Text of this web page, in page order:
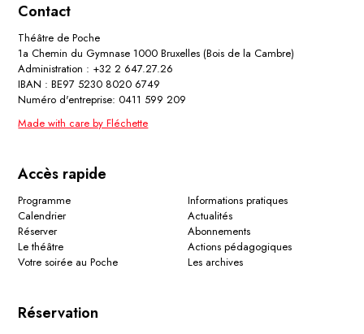
Contact
Théâtre de Poche
1a Chemin du Gymnase 1000 Bruxelles (Bois de la Cambre)
Administration : +32 2 647.27.26
IBAN : BE97 5230 8020 6749
Numéro d'entreprise: 0411 599 209
Made with care by Fléchette
Accès rapide
Programme
Calendrier
Réserver
Le théâtre
Votre soirée au Poche
Informations pratiques
Actualités
Abonnements
Actions pédagogiques
Les archives
Réservation